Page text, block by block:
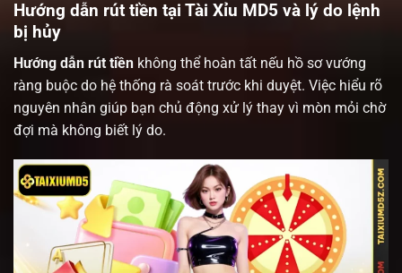
Hướng dẫn rút tiền tại Tài Xỉu MD5 và lý do lệnh
bị hủy
Hướng dẫn rút tiền không thể hoàn tất nếu hồ sơ vướng
ràng buộc do hệ thống rà soát trước khi duyệt. Việc hiểu rõ
nguyên nhân giúp bạn chủ động xử lý thay vì mòn mỏi chờ
đợi mà không biết lý do.